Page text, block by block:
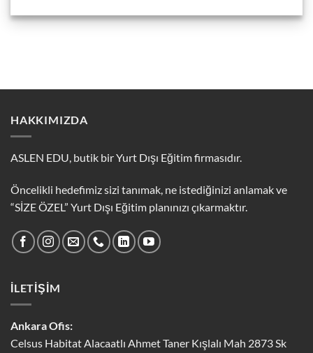
HAKKIMIZDA
ASLEN EDU, butik bir Yurt Dışı Eğitim firmasıdır.
Öncelikli hedefimiz sizi tanımak, ne istediğinizi anlamak ve
“SİZE ÖZEL” Yurt Dışı Eğitim planınızı çıkarmaktır.
İLETİŞİM
Ankara Ofis:
Celsus Habitat Alacaatlı Ahmet Taner Kışlalı Mah 2873 Sk